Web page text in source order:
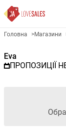
Головна >Магазини
Eva
ПРОПОЗИЦІЇ